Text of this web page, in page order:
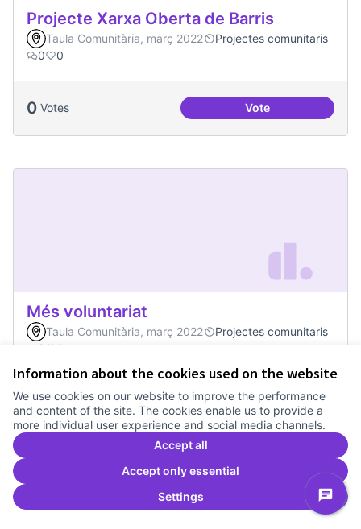
Information about the cookies used on the website
We use cookies on our website to improve the performance
and content of the site. The cookies enable us to provide a
more individual user experience and social media channels.
Accept all
Accept only essential
Settings
Projecte Xarxa Oberta de Barris
Taula Comunitària, març 2022
Projectes comunitaris
0
0
0 Votes VoteProjecte Xarxa
Més voluntariat
Taula Comunitària, març 2022
Projectes comunitaris
0
0
0 Votes VoteMés voluntariat